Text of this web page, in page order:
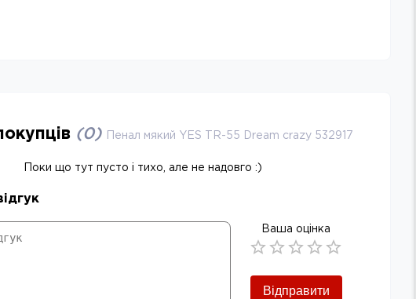
(0) Пенал мякий YES TR-55 Dream crazy 532917
Поки що тут пусто і тихо, але не надовго :)
Ваша оцінка
Відправити